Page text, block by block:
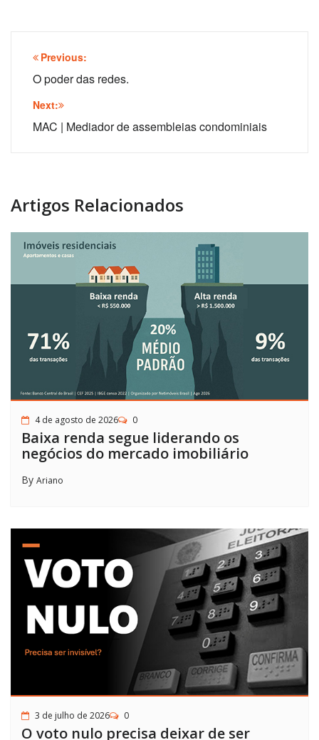
Navegação
de
Post
Previous:
O poder das redes.
Next:
MAC | Mediador de assembleias condominiais
Artigos Relacionados
4 de agosto de 2026 0
Baixa renda segue liderando os
negócios do mercado imobiliário
By Ariano
3 de julho de 2026 0
O voto nulo precisa deixar de ser